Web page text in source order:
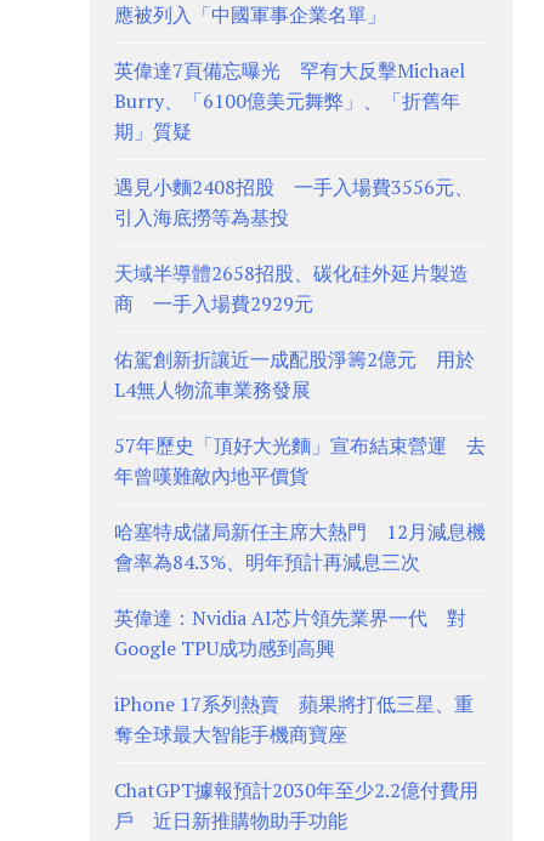
應被列入「中國軍事企業名單」
英偉達7頁備忘曝光 罕有大反擊Michael
Burry、「6100億美元舞弊」、「折舊年
期」質疑
遇見小麵2408招股 一手入場費3556元、
引入海底撈等為基投
天域半導體2658招股、碳化硅外延片製造
商 一手入場費2929元
佑駕創新折讓近一成配股淨籌2億元 用於
L4無人物流車業務發展
57年歷史「頂好大光麵」宣布結束營運 去
年曾嘆難敵內地平價貨
哈塞特成儲局新任主席大熱門 12月減息機
會率為84.3%、明年預計再減息三次
英偉達：Nvidia AI芯片領先業界一代 對
Google TPU成功感到高興
iPhone 17系列熱賣 蘋果將打低三星、重
奪全球最大智能手機商寶座
ChatGPT據報預計2030年至少2.2億付費用
戶 近日新推購物助手功能